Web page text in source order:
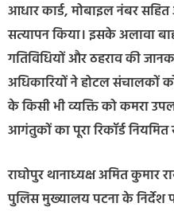
आधार कार्ड, मोबाइल नंबर
सत्यापन किया। इसके अलावा
गतिविधियों और ठहराव की
अधिकारियों ने होटल संचालकों
के किसी भी व्यक्ति को कमरा
आगंतुकों का पूरा रिकॉर्ड
राघोपुर थानाध्यक्ष अमित कुमार
पुलिस मुख्यालय पटना के निर्देश